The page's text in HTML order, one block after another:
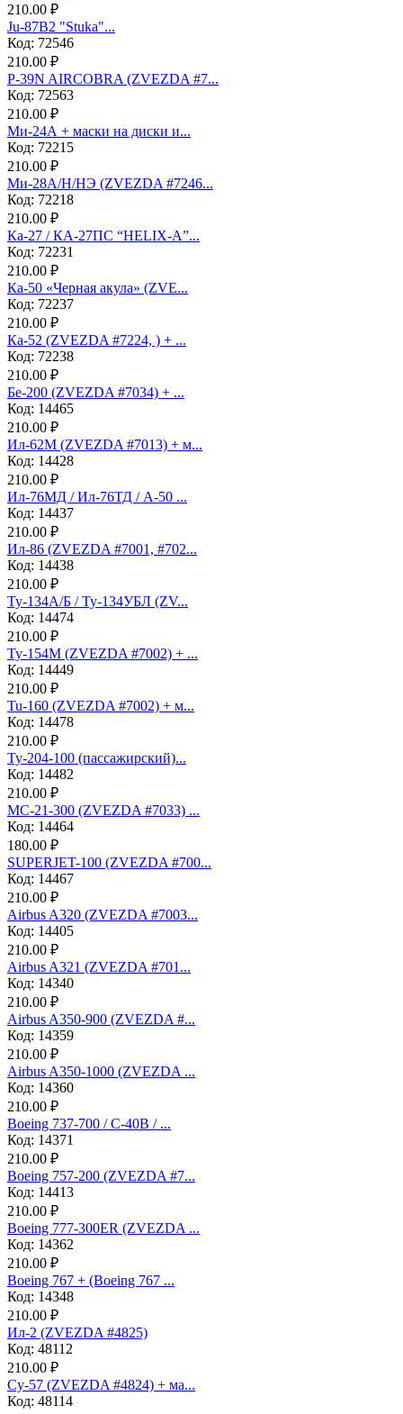
210.00 ₽
Ju-87B2 "Stuka"...
Код: 72546
210.00 ₽
P-39N AIRCOBRA (ZVEZDA #7...
Код: 72563
210.00 ₽
Ми-24А + маски на диски и...
Код: 72215
210.00 ₽
Ми-28А/Н/НЭ (ZVEZDA #7246...
Код: 72218
210.00 ₽
Ка-27 / КА-27ПС “HELIX-A”...
Код: 72231
210.00 ₽
Ка-50 «Черная акула» (ZVE...
Код: 72237
210.00 ₽
Ка-52 (ZVEZDA #7224, ) + ...
Код: 72238
210.00 ₽
Бе-200 (ZVEZDA #7034) + ...
Код: 14465
210.00 ₽
Ил-62М (ZVEZDA #7013) + м...
Код: 14428
210.00 ₽
Ил-76МД / Ил-76ТД / А-50 ...
Код: 14437
210.00 ₽
Ил-86 (ZVEZDA #7001, #702...
Код: 14438
210.00 ₽
Ту-134А/Б / Ту-134УБЛ (ZV...
Код: 14474
210.00 ₽
Ту-154М (ZVEZDA #7002) + ...
Код: 14449
210.00 ₽
Tu-160 (ZVEZDA #7002) + м...
Код: 14478
210.00 ₽
Ту-204-100 (пассажирский)...
Код: 14482
210.00 ₽
МС-21-300 (ZVEZDA #7033) ...
Код: 14464
180.00 ₽
SUPERJET-100 (ZVEZDA #700...
Код: 14467
210.00 ₽
Аirbus A320 (ZVEZDA #7003...
Код: 14405
210.00 ₽
Аirbus A321 (ZVEZDA #701...
Код: 14340
210.00 ₽
Airbus A350-900 (ZVEZDA #...
Код: 14359
210.00 ₽
Airbus A350-1000 (ZVEZDA ...
Код: 14360
210.00 ₽
Boeing 737-700 / C-40B / ...
Код: 14371
210.00 ₽
Boeing 757-200 (ZVEZDA #7...
Код: 14413
210.00 ₽
Boeing 777-300ER (ZVEZDA ...
Код: 14362
210.00 ₽
Boeing 767 + (Boeing 767 ...
Код: 14348
210.00 ₽
Ил-2 (ZVEZDA #4825)
Код: 48112
210.00 ₽
Су-57 (ZVEZDA #4824) + ма...
Код: 48114